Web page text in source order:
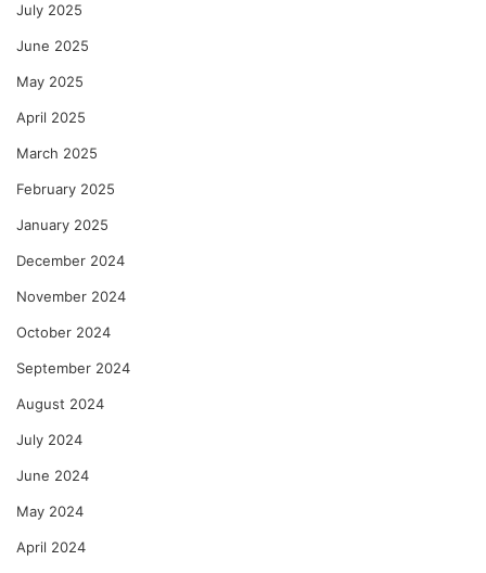
July 2025
June 2025
May 2025
April 2025
March 2025
February 2025
January 2025
December 2024
November 2024
October 2024
September 2024
August 2024
July 2024
June 2024
May 2024
April 2024